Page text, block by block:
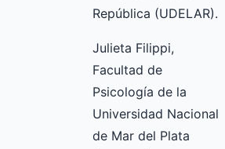
República (UDELAR).
Julieta Filippi,
Facultad de
Psicología de la
Universidad Nacional
de Mar del Plata